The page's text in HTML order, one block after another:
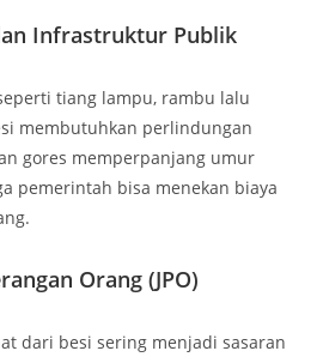
Infrastruktur Publik
tiang lampu, rambu lalu
membutuhkan perlindungan
gores memperpanjang umur
pemerintah bisa menekan biaya
Orang (JPO)
dari besi sering menjadi sasaran